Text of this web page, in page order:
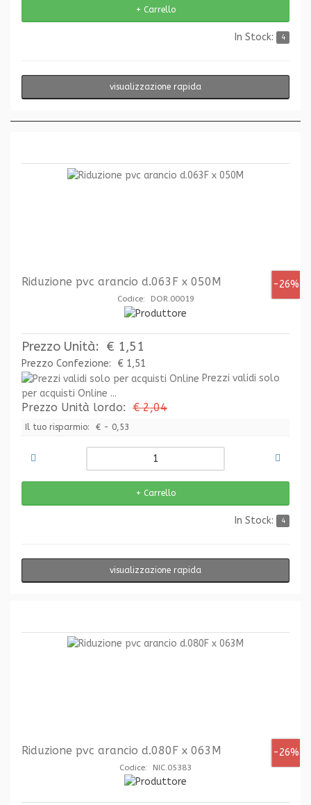
In Stock: 4
visualizzazione rapida
-26%
Riduzione pvc arancio d.063F x 050M
Codice: DOR.00019
Prezzo Unità: € 1,51
Prezzo Confezione:
€ 1,51
Prezzi validi solo
per acquisti Online ...
Prezzo Unità lordo: € 2,04
Il tuo risparmio: € - 0,53
In Stock: 4
visualizzazione rapida
-26%
Riduzione pvc arancio d.080F x 063M
Codice: NIC.05383